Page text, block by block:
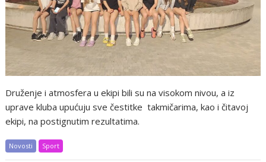
Druženje i atmosfera u ekipi bili su na visokom nivou, a iz
uprave kluba upućuju sve čestitke takmičarima, kao i čitavoj
ekipi, na postignutim rezultatima.
Novosti Sport